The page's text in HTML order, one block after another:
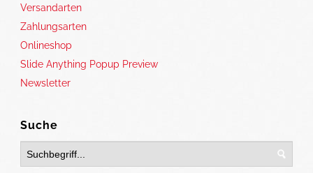
Versandarten
Zahlungsarten
Onlineshop
Slide Anything Popup Preview
Newsletter
Suche